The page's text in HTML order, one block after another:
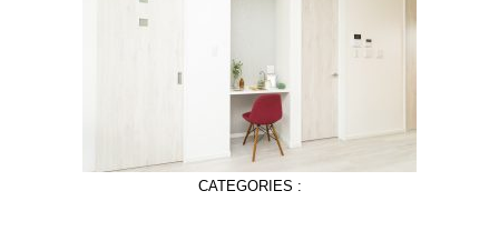
CATEGORIES :